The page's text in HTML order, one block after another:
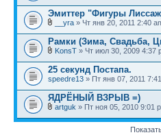
Эмиттер "Фигуры
__yra » Чт янв 20, 2011 2:40
Рамки (Зима, Свадьба,
KonsT » Чт июл 30, 2009 4:37
25 секунд Постапа.
speedre13 » Пт янв 07, 2011
ЯДРЁНЫЙ ВЗРЫВ =)
artguk » Пт ноя 05, 2010 9:01